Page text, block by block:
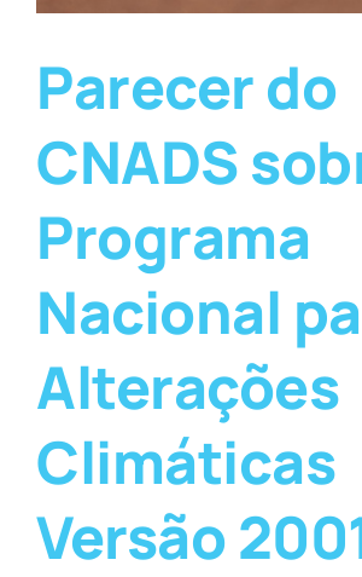
Parecer do
CNADS
Programa
Nacional
Alterações
Climáticas
Versão